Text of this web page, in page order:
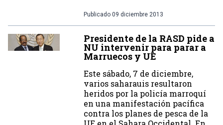
Publicado 09 diciembre 2013
Presidente de la RASD pide a
NU intervenir para parar a
Marruecos y UE
Este sábado, 7 de diciembre,
varios saharauis resultaron
heridos por la policía marroquí
en una manifestación pacífica
contra los planes de pesca de la